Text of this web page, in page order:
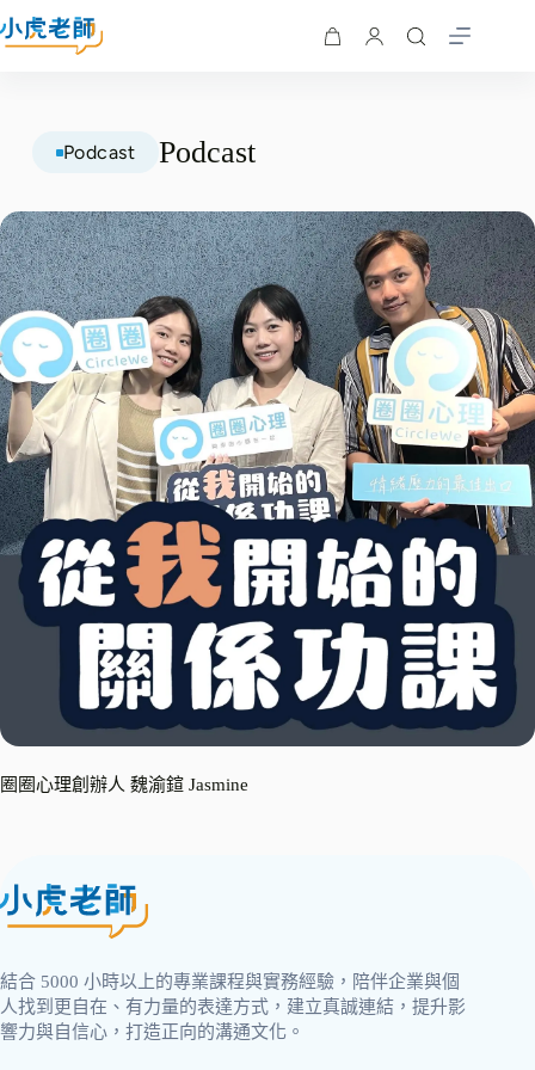
Podcast Podcast
圈圈心理創辦人 魏渝鍹 Jasmine
結合 5000 小時以上的專業課程與實務經驗，陪伴企業與個
人找到更自在、有力量的表達方式，建立真誠連結，提升影
響力與自信心，打造正向的溝通文化。